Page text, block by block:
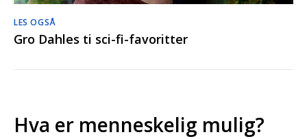
LES OGSÅ
Gro Dahles ti sci-fi-favoritter
Hva er menneskelig mulig?